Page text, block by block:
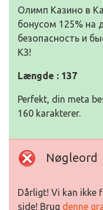
Олимп Казино в
бонусом 125% на
безопасность и
КЗ!
Længde : 137
Perfekt, din meta
160 karakterer.
Nøgleord
Dårligt! Vi kan ikke
side! Brug denne